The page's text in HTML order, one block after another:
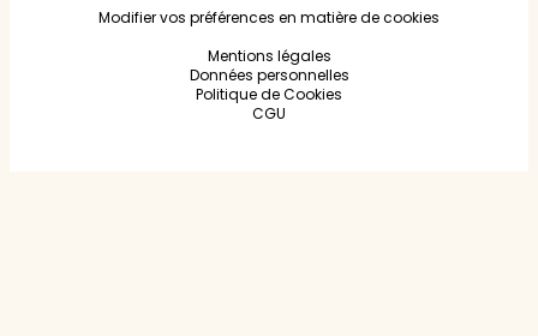
Modifier vos préférences en matière de cookies
Mentions légales
Données personnelles
Politique de Cookies
CGU